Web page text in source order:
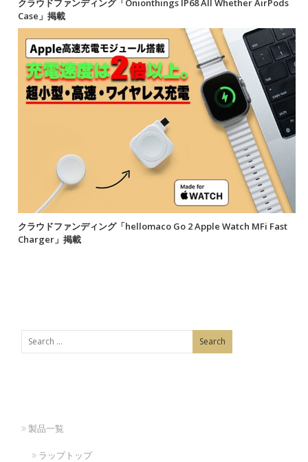
クラウドファンディング「Onionthings IP68 All Whether AirPods
Case」掲載
クラウドファンディング「hellomaco Go 2 Apple Watch MFi Fast
Charger」掲載
製品一覧
ラップトップ